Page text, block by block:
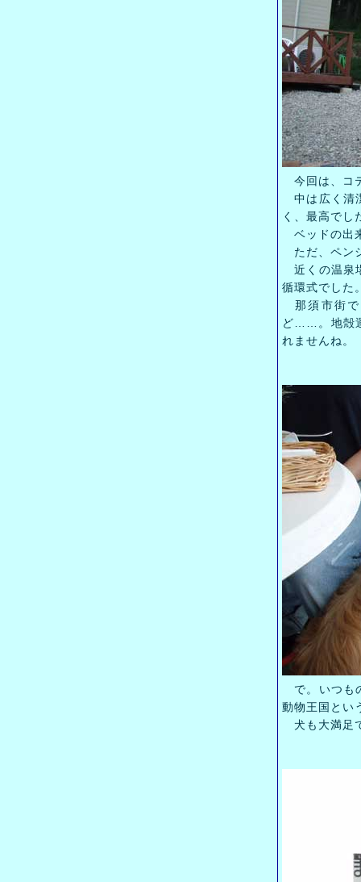
今回は、コ
中は広く清
く、最高でし
ベッドの出
ただ、ペン
近くの温泉
循環式でした
那須市街で
ど……。地殻
れませんね。
で。いつも
動物王国とい
犬も大満足